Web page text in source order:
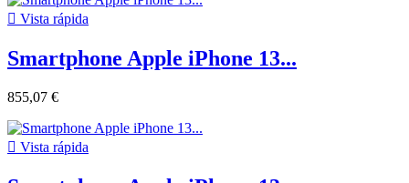
 Vista rápida
Smartphone Apple iPhone 13...
855,07 €
 Vista rápida